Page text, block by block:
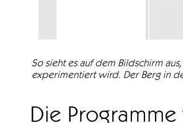
So sieht es auf dem Bildschirm
experimentiert wird. Der Berg in
Die